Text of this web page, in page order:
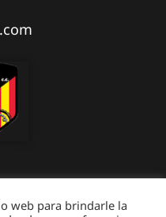
web para brindarle la